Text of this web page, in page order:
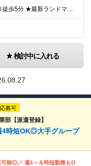
★各線「渋谷駅」より徒歩5分 ★最新ランドマークオフィスです！ ★転勤はありません 【本社】 東京都渋谷区道玄坂2-25-12 道玄坂通 dogenzaka-dori 5階 ※(変更の範囲)上記を除
検討中に入れる
募可
【派遣登録】
4時短OK◎大手グループ
可能◎／ 週4～＆時短勤務もO